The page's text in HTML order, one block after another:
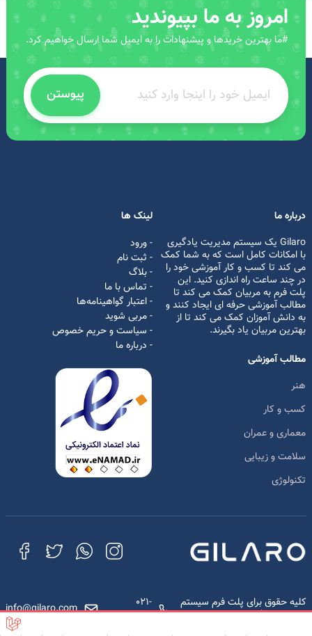
امروز به ما بپیوندید
#ما بهترین خریدها و پیشنهادات را به ایمیل شما ارسال خواهیم کرد.
پیوستن
درباره ما
Gilaro یک سیستم مدیریت یادگیری
با امکانات کامل است که به شما کمک
می کند تا کسب و کار آموزشی خود را
در چند ساعت راه اندازی کنید. این
پلت فرم به مربیان کمک می کند تا
مطالب آموزشی حرفه ای ایجاد کنند و
به دانش آموزان کمک می کند تا از
بهترین مربیان یاد بگیرند.
لینک ها
- ورود
- ثبت نام
- بلاگ
- تماس با ما
- اعتبار گواهینامه‌ها
- مربی شوید
- سیاست و حریم خصوص
- درباره ما
مطالب آموزشی
هنر
کسب و کار
معماری و عمران
سلامت و زیبایی
تکنولوژی
کلیه حقوق برای پلت فرم سیستم
مدیریت یادگیری محفوظ است.
021-
88442002
info@gilaro.com